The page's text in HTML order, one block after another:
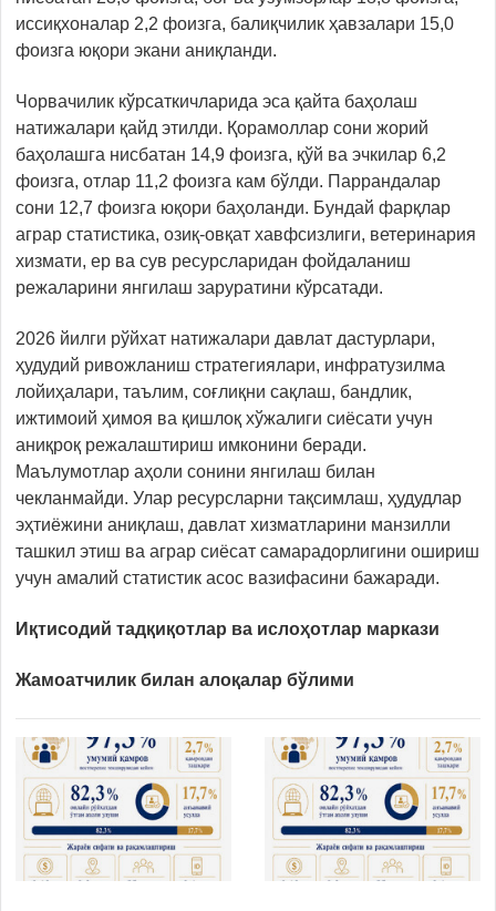
иссиқхоналар 2,2 фоизга, балиқчилик ҳавзалари 15,0
фоизга юқори экани аниқланди.
Чорвачилик кўрсаткичларида эса қайта баҳолаш
натижалари қайд этилди. Қорамоллар сони жорий
баҳолашга нисбатан 14,9 фоизга, қўй ва эчкилар 6,2
фоизга, отлар 11,2 фоизга кам бўлди. Паррандалар
сони 12,7 фоизга юқори баҳоланди. Бундай фарқлар
аграр статистика, озиқ-овқат хавфсизлиги, ветеринария
хизмати, ер ва сув ресурсларидан фойдаланиш
режаларини янгилаш заруратини кўрсатади.
2026 йилги рўйхат натижалари давлат дастурлари,
ҳудудий ривожланиш стратегиялари, инфратузилма
лойиҳалари, таълим, соғлиқни сақлаш, бандлик,
ижтимоий ҳимоя ва қишлоқ хўжалиги сиёсати учун
аниқроқ режалаштириш имконини беради.
Маълумотлар аҳоли сонини янгилаш билан
чекланмайди. Улар ресурсларни тақсимлаш, ҳудудлар
эҳтиёжини аниқлаш, давлат хизматларини манзилли
ташкил этиш ва аграр сиёсат самарадорлигини ошириш
учун амалий статистик асос вазифасини бажаради.
Иқтисодий тадқиқотлар ва ислоҳотлар маркази
Жамоатчилик билан алоқалар бўлими